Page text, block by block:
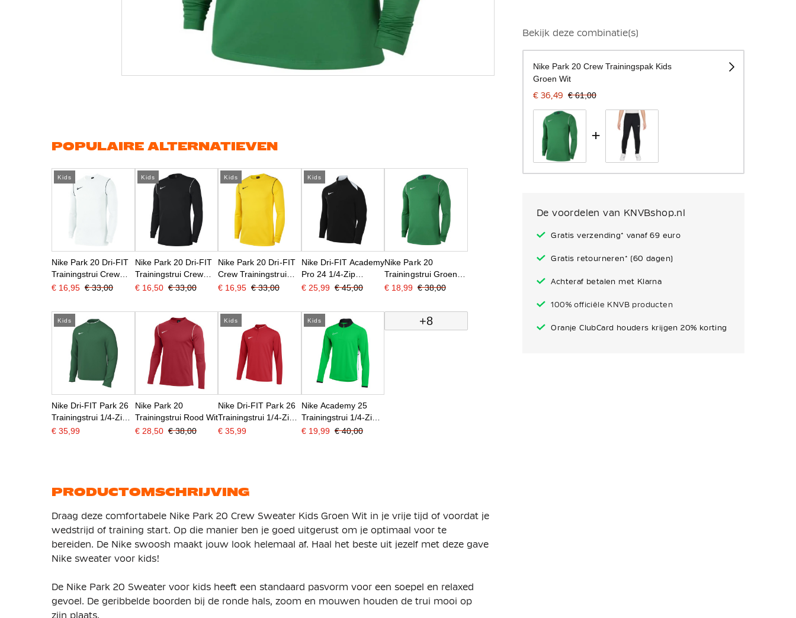
gallerij
Bekijk deze combinatie(s)
Nike Park 20 Crew Trainingspak Kids
Groen Wit
€ 36,49 € 61,00
+
De voordelen van KNVBshop.nl
Gratis verzending* vanaf 69 euro
Gratis retourneren* (60 dagen)
Achteraf betalen met Klarna
100% officiële KNVB producten
Oranje ClubCard houders krijgen 20% korting
POPULAIRE ALTERNATIEVEN
Kids
Nike Park 20 Dri-FIT
Trainingstrui Crew
Kids Wit
€ 16,95 € 33,00
Kids
Nike Park 20 Dri-FIT
Trainingstrui Crew
Kids Zwart
€ 16,50 € 33,00
Kids
Nike Park 20 Dri-FIT
Crew Trainingstrui
Kids Geel
€ 16,95 € 33,00
Kids
Nike Dri-FIT Academy
Pro 24 1/4-Zip
Trainingstrui Kids
€ 25,99 € 45,00
Nike Park 20
Trainingstrui Groen
Wit
€ 18,99 € 38,00
Kids
Nike Dri-FIT Park 26
Trainingstrui 1/4-Zip
Kids Donkergroen Wit
€ 35,99
Nike Park 20
Trainingstrui Rood Wit
€ 28,50 € 38,00
Kids
Nike Dri-FIT Park 26
Trainingstrui 1/4-Zip
Kids Rood Wit
€ 35,99
Kids
Nike Academy 25
Trainingstrui 1/4-Zip
Kids Groen Zwart Wit
€ 19,99 € 40,00
+8
PRODUCTOMSCHRIJVING
Draag deze comfortabele Nike Park 20 Crew Sweater Kids Groen Wit in je vrije tijd of voordat je
wedstrijd of training start. Op die manier ben je goed uitgerust om je optimaal voor te
bereiden. De Nike swoosh maakt jouw look helemaal af. Haal het beste uit jezelf met deze gave
Nike sweater voor kids!
De Nike Park 20 Sweater voor kids heeft een standaard pasvorm voor een soepel en relaxed
gevoel. De geribbelde boorden bij de ronde hals, zoom en mouwen houden de trui mooi op
zijn plaats.